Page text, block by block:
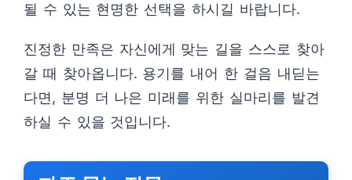
될 수 있는 현명한 선택을 하시길 바랍니다.
진정한 만족은 자신에게 맞는 길을 스스로 찾아
갈 때 찾아옵니다. 용기를 내어 한 걸음 내딛는
다면, 분명 더 나은 미래를 위한 실마리를 발견
하실 수 있을 것입니다.